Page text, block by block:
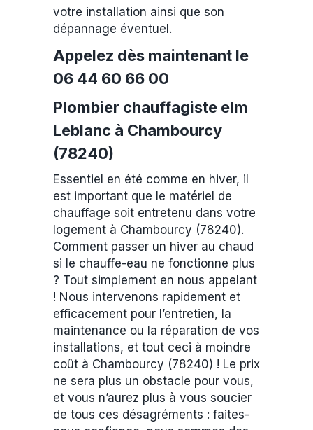
votre installation ainsi que son
dépannage éventuel.
Appelez dès maintenant le
06 44 60 66 00
Plombier chauffagiste elm
Leblanc à Chambourcy
(78240)
Essentiel en été comme en hiver, il
est important que le matériel de
chauffage soit entretenu dans votre
logement à Chambourcy (78240).
Comment passer un hiver au chaud
si le chauffe-eau ne fonctionne plus
? Tout simplement en nous appelant
! Nous intervenons rapidement et
efficacement pour l’entretien, la
maintenance ou la réparation de vos
installations, et tout ceci à moindre
coût à Chambourcy (78240) ! Le prix
ne sera plus un obstacle pour vous,
et vous n’aurez plus à vous soucier
de tous ces désagréments : faites-